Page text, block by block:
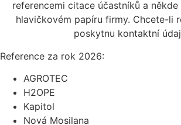
referencemi citace účastníků a
hlavičkovém papíru firmy. Chcete-li
poskytnu kontaktní
Reference za rok 2026:
AGROTEC
H2OPE
Kapitol
Nová Mosilana